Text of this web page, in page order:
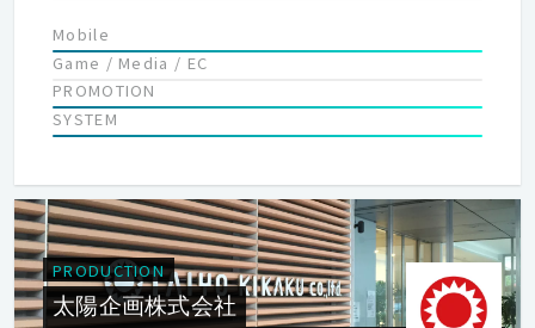
す。 メンバー同士がつながることで新たなアイデアが生まれ、問
題解決のヒントとなることを重要視しています。 【多次元的な環
境】 チームラボには部長も課長もいない、多次元的な体制です。
なので「部長はああ言ってるけど本当はこっちにした方がいい」
位で動いていて、エンジニア、デザイナー、カタリストのメンバ
ーで構成されています。 また、カタリストはディレクターではな
いので、指示をする、管理職的な立場の人は存在せず、みんなが
モノをつくるメンバーです。
Mobile
Game / Media / EC
PROMOTION
SYSTEM
PRODUCTION
太陽企画株式会社